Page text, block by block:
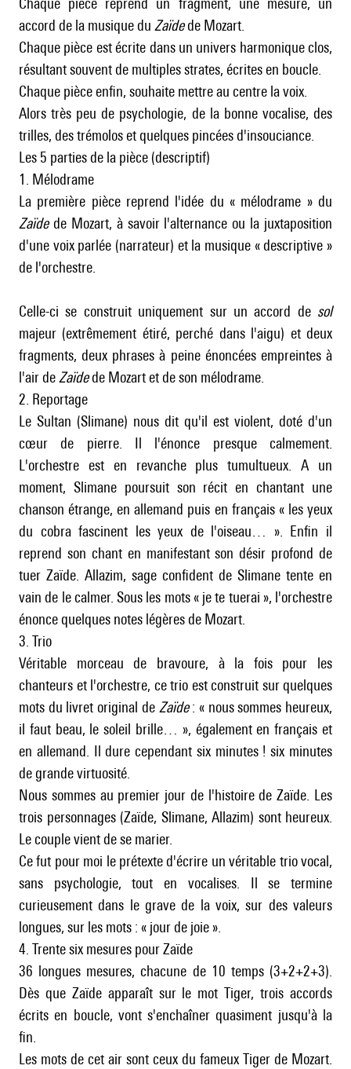
accord de la musique du Zaïdede Mozart.
Chaque pièce est écrite dans un univers harmonique clos,
résultant souvent de multiples strates, écrites en boucle.
Chaque pièce enfin, souhaite mettre au centre la voix.
Alors très peu de psychologie, de la bonne vocalise, des
trilles, des trémolos et quelques pincées d'insouciance.
Les 5 parties de la pièce (descriptif)
1. Mélodrame
La première pièce reprend l'idée du « mélodrame » du
Zaïdede Mozart, à savoir l'alternance ou la juxtaposition
d'une voix parlée (narrateur) et la musique « descriptive »
de l'orchestre.
Celle-ci se construit uniquement sur un accord de sol
majeur (extrêmement étiré, perché dans l'aigu) et deux
fragments, deux phrases à peine énoncées empreintes à
l'air de Zaïdede Mozart et de son mélodrame.
2. Reportage
Le Sultan (Slimane) nous dit qu'il est violent, doté d'un
cœur de pierre. Il l'énonce presque calmement.
L'orchestre est en revanche plus tumultueux. A un
moment, Slimane poursuit son récit en chantant une
chanson étrange, en allemand puis en français « les yeux
du cobra fascinent les yeux de l'oiseau… ». Enfin il
reprend son chant en manifestant son désir profond de
tuer Zaïde. Allazim, sage confident de Slimane tente en
vain de le calmer. Sous les mots « je te tuerai », l'orchestre
énonce quelques notes légères de Mozart.
3. Trio
Véritable morceau de bravoure, à la fois pour les
chanteurs et l'orchestre, ce trio est construit sur quelques
mots du livret original de Zaïde: « nous sommes heureux,
il faut beau, le soleil brille… », également en français et
en allemand. Il dure cependant six minutes ! six minutes
de grande virtuosité.
Nous sommes au premier jour de l'histoire de Zaïde. Les
trois personnages (Zaïde, Slimane, Allazim) sont heureux.
Le couple vient de se marier.
Ce fut pour moi le prétexte d'écrire un véritable trio vocal,
sans psychologie, tout en vocalises. Il se termine
curieusement dans le grave de la voix, sur des valeurs
longues, sur les mots : « jour de joie ».
4. Trente six mesures pour Zaïde
36 longues mesures, chacune de 10 temps (3+2+2+3).
Dès que Zaïde apparaît sur le mot Tiger, trois accords
écrits en boucle, vont s'enchaîner quasiment jusqu'à la
fin.
Les mots de cet air sont ceux du fameux Tiger de Mozart.